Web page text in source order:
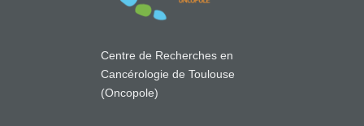
Centre de Recherches en
Cancérologie de Toulouse
(Oncopole)